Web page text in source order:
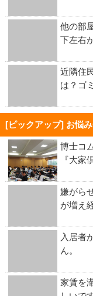
他の部
下左右
近隣住
は？ゴ
[ピックアップ] お悩
博士コ
『大家
嫌がら
が増え
入居者
ん。
家賃を